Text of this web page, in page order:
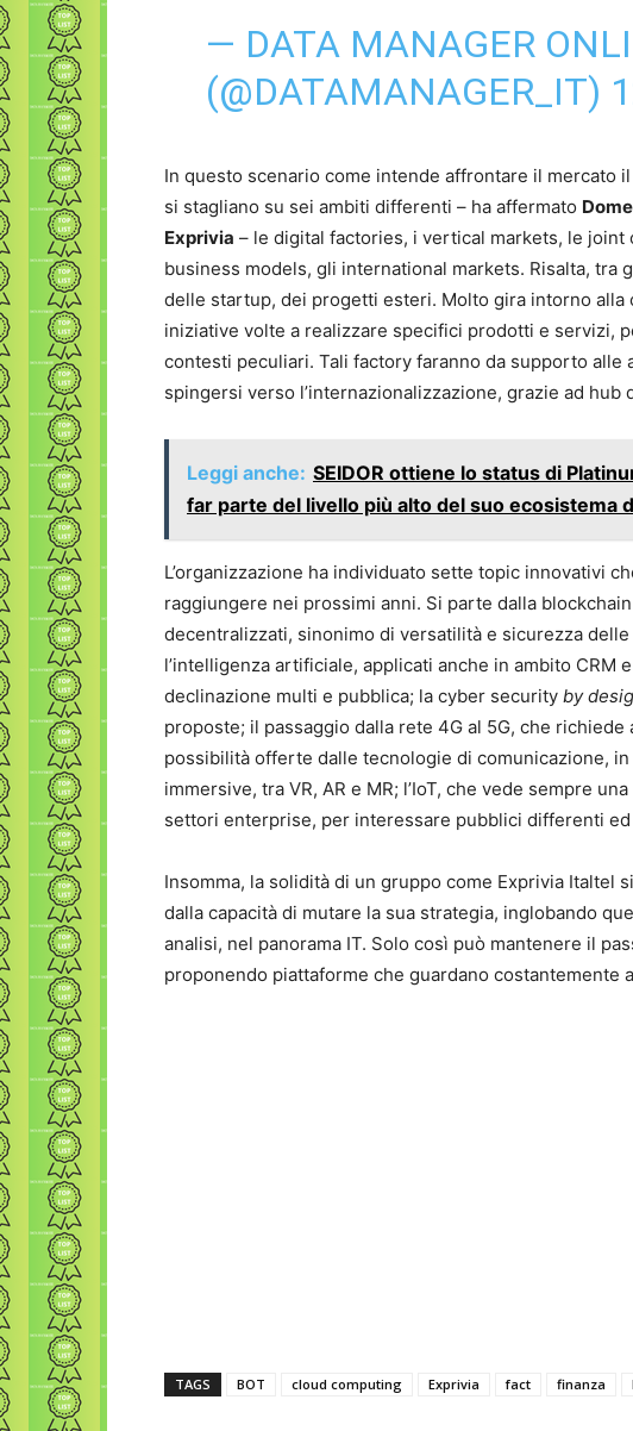
— DATA MANAGER
(@DATAMANAGER_IT)
In questo scenario come intende affrontare il mercato
si stagliano su sei ambiti differenti – ha affermato
Exprivia – le digital factories, i vertical markets, le
business models, gli international markets. Risalta, tra
delle startup, dei progetti esteri. Molto gira intorno
iniziative volte a realizzare specifici prodotti e servizi,
contesti peculiari. Tali factory faranno da supporto
spingersi verso l’internazionalizzazione, grazie ad hub
Leggi anche: SEIDOR ottiene lo status di
far parte del livello più alto del suo ecosistema
L’organizzazione ha individuato sette topic innovativi
raggiungere nei prossimi anni. Si parte dalla
decentralizzati, sinonimo di versatilità e sicurezza
l’intelligenza artificiale, applicati anche in ambito CRM
declinazione multi e pubblica; la cyber security by
proposte; il passaggio dalla rete 4G al 5G, che
possibilità offerte dalle tecnologie di comunicazione,
immersive, tra VR, AR e MR; l’IoT, che vede sempre
settori enterprise, per interessare pubblici differenti
Insomma, la solidità di un gruppo come Exprivia Italtel
dalla capacità di mutare la sua strategia, inglobando
analisi, nel panorama IT. Solo così può mantenere il
proponendo piattaforme che guardano costantemente
TAGS BOT cloud computing Exprivia fact finanza